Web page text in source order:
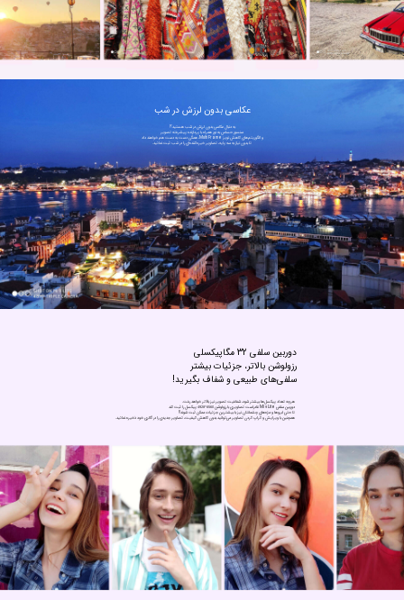
عکاسی بدون لرزش در شب
تا بدون نیاز به سه پایه، تصاویر خیره‌کننده‌ای را در شب ثبت نمائید.
دوربین سلفی 32 مگاپیکسلی
سلفی‌های طبیعی و شفاف بگیرید!
هرچه تعداد پیکسل‌ها بیشتر شود، شفافیت تصویر نیز بالاتر خواهد رفت.
دوربین سلفی Mi
9 Lite قادراست تصاویری با رزولوشن 6560*4928
پیکسل را ثبت کند
تا حتی ابروها و مژه‌‌های چشمانتان نیز با بیشترین جزئیات ممکن ثبت شوند!!
همچنین با ویرایش و کراپ کردن تصاویر می‌توانید بدون کاهش کیفیت، تصاویر جدیدی را در گالری خود ذخیره نمائید.